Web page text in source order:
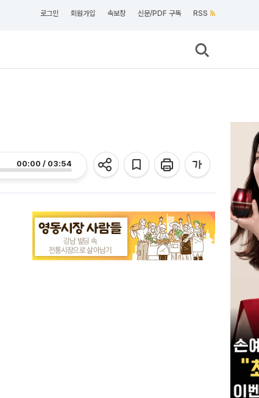
로그인 회원가입 속보창 신문/PDF 구독 RSS
00:00 / 03:54